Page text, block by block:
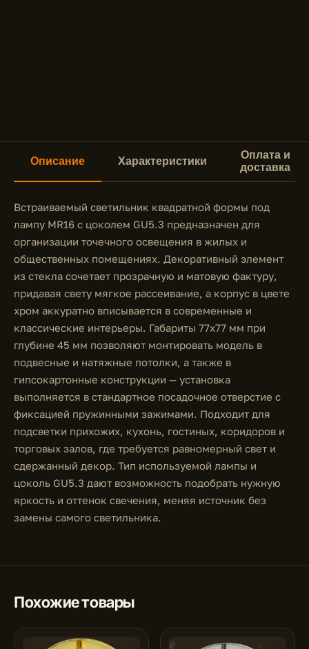
Описание Характеристики
Оплата и
доставка
Встраиваемый светильник квадратной формы под
лампу MR16 с цоколем GU5.3 предназначен для
организации точечного освещения в жилых и
общественных помещениях. Декоративный элемент
из стекла сочетает прозрачную и матовую фактуру,
придавая свету мягкое рассеивание, а корпус в цвете
хром аккуратно вписывается в современные и
классические интерьеры. Габариты 77x77 мм при
глубине 45 мм позволяют монтировать модель в
подвесные и натяжные потолки, а также в
гипсокартонные конструкции — установка
выполняется в стандартное посадочное отверстие с
фиксацией пружинными зажимами. Подходит для
подсветки прихожих, кухонь, гостиных, коридоров и
торговых залов, где требуется равномерный свет и
сдержанный декор. Тип используемой лампы и
цоколь GU5.3 дают возможность подобрать нужную
яркость и оттенок свечения, меняя источник без
замены самого светильника.
Похожие товары